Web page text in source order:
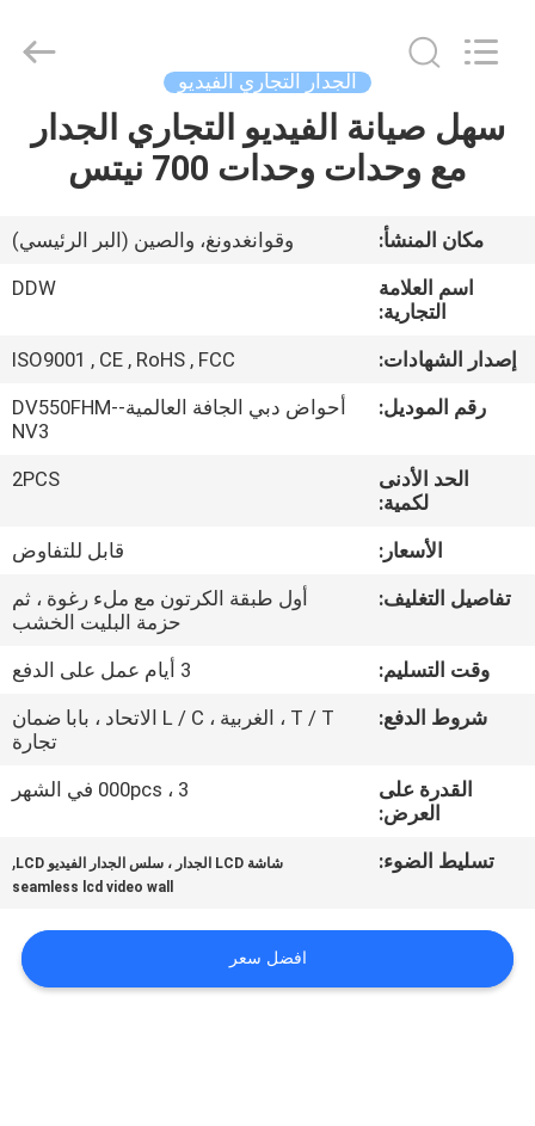
الصفحة
الرئيسية
منتجات
معلومات
عنا
مراقبة
اتصل
اقتباس
Technology
Reserved.
الجدار التجاري الفيديو
سهل صيانة الفيديو التجاري الجدار
مع وحدات وحدات 700 نيتس
مكان المنشأ:
وقوانغدونغ، والصين (البر الرئيسي)
اسم العلامة
التجارية:
DDW
إصدار الشهادات:
ISO9001 , CE , RoHS , FCC
رقم الموديل:
أحواض دبي الجافة العالمية-DV550FHM-
NV3
الحد الأدنى
لكمية:
2PCS
الأسعار:
قابل للتفاوض
تفاصيل التغليف:
أول طبقة الكرتون مع ملء رغوة ، ثم
حزمة البليت الخشب
وقت التسليم:
3 أيام عمل على الدفع
شروط الدفع:
T / T ، الغربية ، L / C الاتحاد ، بابا ضمان
تجارة
القدرة على
العرض:
3 ، 000pcs في الشهر
تسليط الضوء: شاشة LCD الجدار ، سلس الجدار الفيديو LCD ,
seamless lcd video wall
افضل سعر